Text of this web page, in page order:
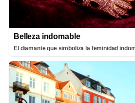
Belleza indomable
El diamante que simboliza la feminidad